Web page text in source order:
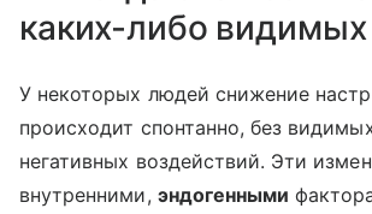
каких-либо
У некоторых людей снижение
происходит спонтанно, без
негативных воздействий. Эти
внутренними, эндогенными